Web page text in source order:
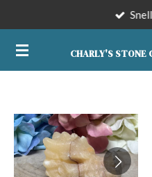
naar
de
CHARLY'S STONE